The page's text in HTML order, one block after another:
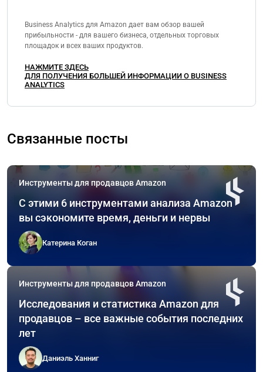
Business Analytics для Amazon дает вам обзор вашей
прибыльности - для вашего бизнеса, отдельных торговых
площадок и всех ваших продуктов.
НАЖМИТЕ ЗДЕСЬ
ДЛЯ ПОЛУЧЕНИЯ БОЛЬШЕЙ ИНФОРМАЦИИ О BUSINESS
ANALYTICS
Связанные посты
Инструменты для продавцов Amazon
С этими 6 инструментами анализа Amazon
вы сэкономите время, деньги и нервы
Катерина Коган
Инструменты для продавцов Amazon
Исследования и статистика Amazon для
продавцов – все важные события последних
лет
Даниэль Ханниг